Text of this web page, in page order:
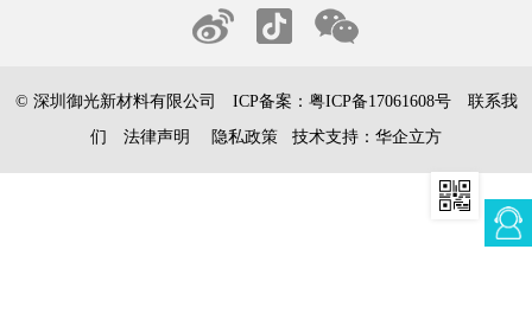
© 深圳御光新材料有限公司 ICP备案： 粤ICP备17061608号
联系我
们
法律声明 隐私政策 技术支持： 华企立方